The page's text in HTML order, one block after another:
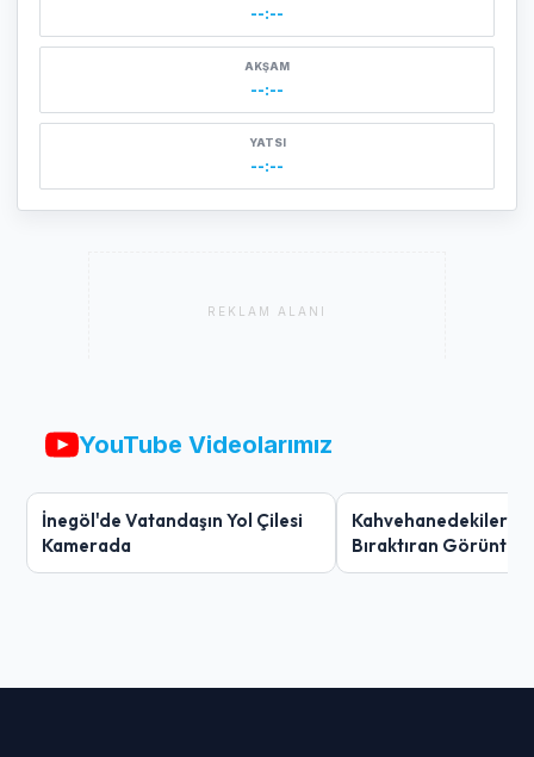
--:--
AKŞAM
--:--
YATSI
--:--
REKLAM ALANI
YouTube Videolarımız
İnegöl'de Vatandaşın Yol Çilesi
Kamerada
Kahvehanedekiler
Bıraktıran Görüntü!